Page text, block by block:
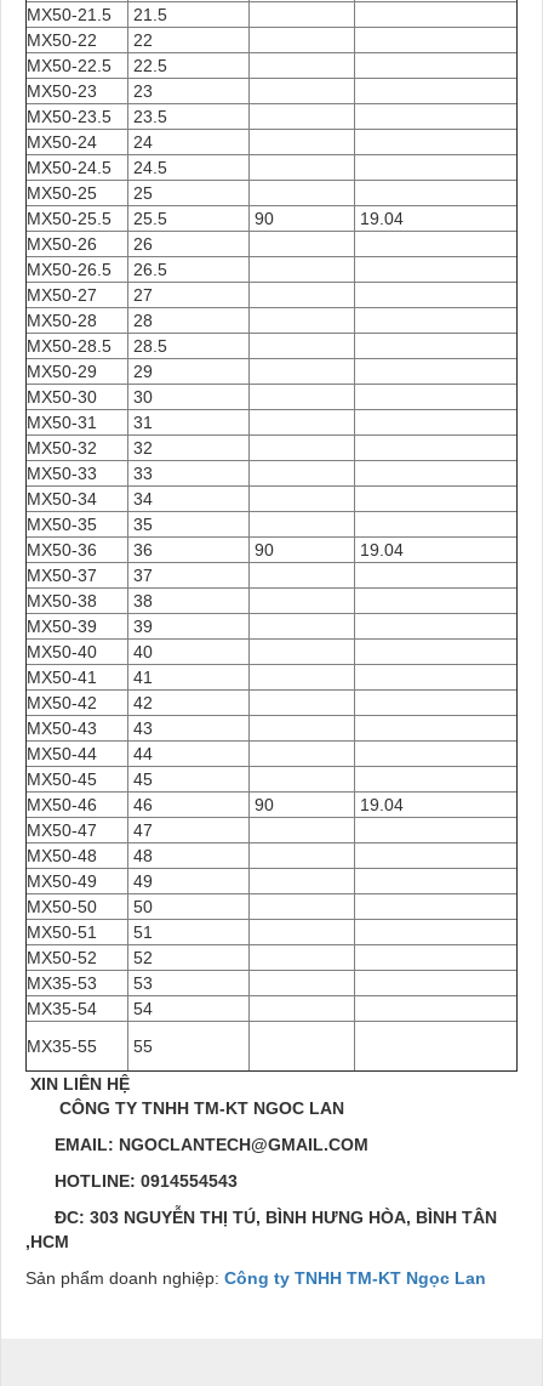
MX50-21.5
21.5
MX50-22
22
MX50-22.5
22.5
MX50-23
23
MX50-23.5
23.5
MX50-24
24
MX50-24.5
24.5
MX50-25
25
MX50-25.5
25.5 90
19.04
MX50-26
26
MX50-26.5
26.5
MX50-27
27
MX50-28
28
MX50-28.5
28.5
MX50-29
29
MX50-30
30
MX50-31
31
MX50-32
32
MX50-33
33
MX50-34
34
MX50-35
35
MX50-36
36 90
19.04
MX50-37
37
MX50-38
38
MX50-39
39
MX50-40
40
MX50-41
41
MX50-42
42
MX50-43
43
MX50-44
44
MX50-45
45
MX50-46
46 90
19.04
MX50-47
47
MX50-48
48
MX50-49
49
MX50-50
50
MX50-51
51
MX50-52
52
MX35-53
53
MX35-54
54
MX35-55
55
XIN LIÊN HỆ
CÔNG TY TNHH TM-KT NGOC LAN
EMAIL: NGOCLANTECH@GMAIL.COM
HOTLINE: 0914554543
ĐC: 303 NGUYỄN THỊ TÚ, BÌNH HƯNG HÒA, BÌNH TÂN
,HCM
Sản phẩm doanh nghiệp: Công ty TNHH TM-KT Ngọc Lan